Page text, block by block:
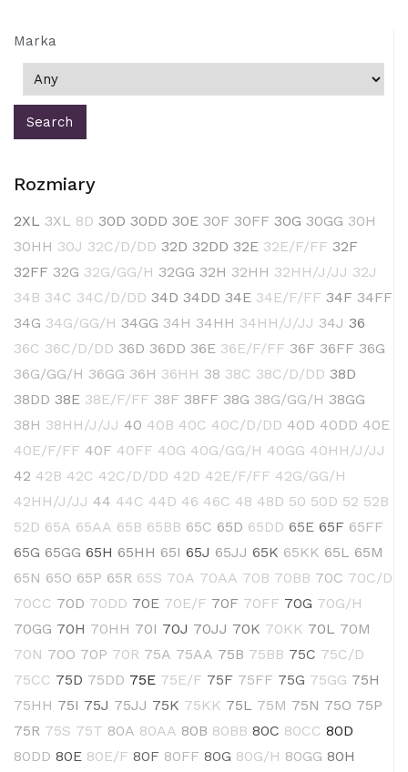
Marka
Rozmiary
2XL 3XL 8D 30D 30DD 30E 30F 30FF 30G 30GG 30H
30HH 30J 32C/D/DD 32D 32DD 32E 32E/F/FF 32F
32FF 32G 32G/GG/H 32GG 32H 32HH 32HH/J/JJ 32J
34B 34C 34C/D/DD 34D 34DD 34E 34E/F/FF 34F 34FF
34G 34G/GG/H 34GG 34H 34HH 34HH/J/JJ 34J 36
36C 36C/D/DD 36D 36DD 36E 36E/F/FF 36F 36FF 36G
36G/GG/H 36GG 36H 36HH 38 38C 38C/D/DD 38D
38DD 38E 38E/F/FF 38F 38FF 38G 38G/GG/H 38GG
38H 38HH/J/JJ 40 40B 40C 40C/D/DD 40D 40DD 40E
40E/F/FF 40F 40FF 40G 40G/GG/H 40GG 40HH/J/JJ
42 42B 42C 42C/D/DD 42D 42E/F/FF 42G/GG/H
42HH/J/JJ 44 44C 44D 46 46C 48 48D 50 50D 52 52B
52D 65A 65AA 65B 65BB 65C 65D 65DD 65E 65F 65FF
65G 65GG 65H 65HH 65I 65J 65JJ 65K 65KK 65L 65M
65N 65O 65P 65R 65S 70A 70AA 70B 70BB 70C 70C/D
70CC 70D 70DD 70E 70E/F 70F 70FF 70G 70G/H
70GG 70H 70HH 70I 70J 70JJ 70K 70KK 70L 70M
70N 70O 70P 70R 75A 75AA 75B 75BB 75C 75C/D
75CC 75D 75DD 75E 75E/F 75F 75FF 75G 75GG 75H
75HH 75I 75J 75JJ 75K 75KK 75L 75M 75N 75O 75P
75R 75S 75T 80A 80AA 80B 80BB 80C 80CC 80D
80DD 80E 80E/F 80F 80FF 80G 80G/H 80GG 80H